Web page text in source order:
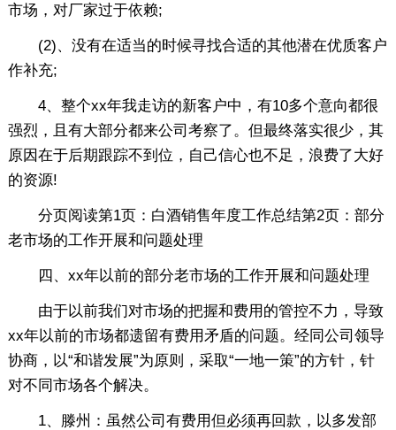
市场，对厂家过于依赖;
(2)、没有在适当的时候寻找合适的其他潜在优质客户
作补充;
4、整个xx年我走访的新客户中，有10多个意向都很
强烈，且有大部分都来公司考察了。但最终落实很少，其
原因在于后期跟踪不到位，自己信心也不足，浪费了大好
的资源!
分页阅读第1页：白酒销售年度工作总结第2页：部分
老市场的工作开展和问题处理
四、xx年以前的部分老市场的工作开展和问题处理
由于以前我们对市场的把握和费用的管控不力，导致
xx年以前的市场都遗留有费用矛盾的问题。经同公司领导
协商，以“和谐发展”为原则，采取“一地一策”的方针，针
对不同市场各个解决。
1、滕州：虽然公司有费用但必须再回款，以多发部